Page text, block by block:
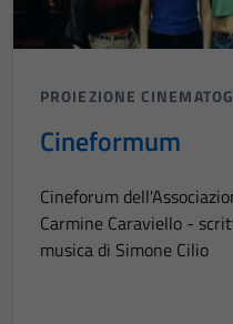
PROIEZIONE
Cineformum
Cineforum
Carmine Caraviello -
musica di Simone Cilio